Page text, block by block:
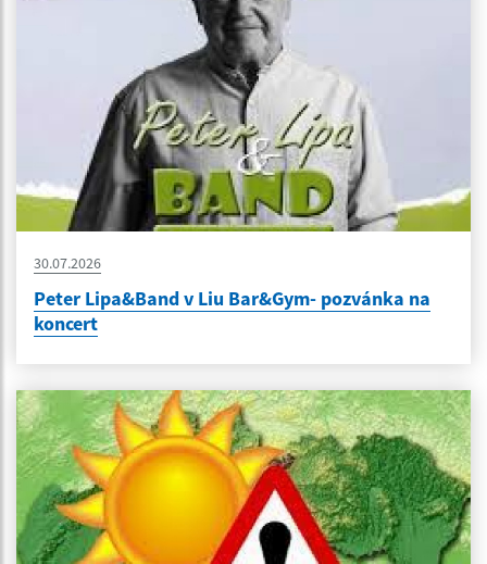
30.07.2026
Peter Lipa&Band v Liu Bar&Gym- pozvánka na
koncert